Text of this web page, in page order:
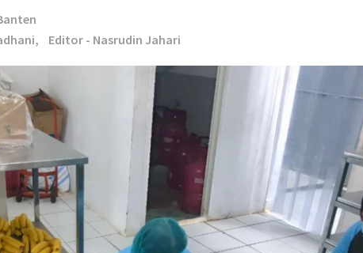
Editor - Nasrudin Jahari